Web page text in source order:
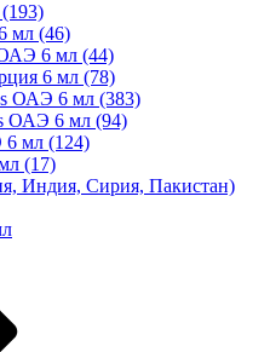
(193)
мл (46)
6 мл (44)
6 мл (78)
ОАЭ 6 мл (383)
ОАЭ 6 мл (94)
6 мл (124)
(17)
Индия, Сирия, Пакистан)